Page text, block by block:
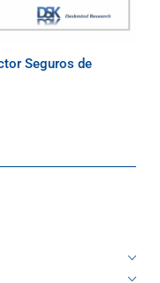
Seguros de